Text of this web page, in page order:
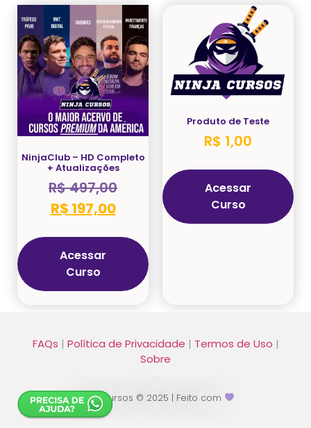
NinjaClub – HD Completo
+ Atualizações
R$497,00
R$ 197,00
Acessar
Curso
Produto de Teste
R$ 1,00
Acessar
Curso
FAQs | Política de Privacidade | Termos de Uso |
Sobre
Ninja Cursos © 2025 | Feito com